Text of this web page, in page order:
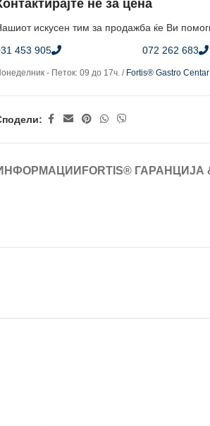
нè за цена
искусен тим за продажба ќе Ви
453 905
072 262 683
- Петок: 09 до 17ч. / Fortis® Gastro
FORTIS®